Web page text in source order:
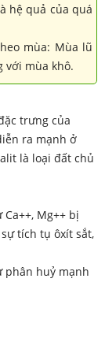
hệ quả của quá
mùa: Mùa lũ
với mùa khô.
trưng của
ra mạnh ở
là loại đất chủ
Mg++ bị
tích tụ ôxít sắt,
phân huỷ mạnh